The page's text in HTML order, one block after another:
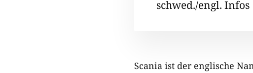
schwed./engl. Infos
Scania ist der englische